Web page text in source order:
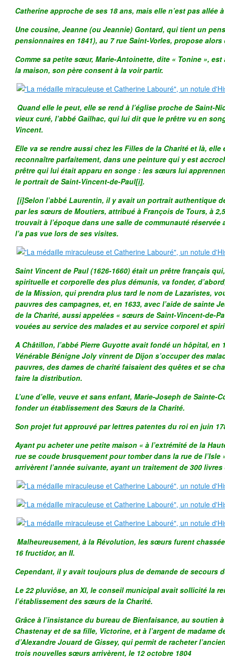
Catherine approche de ses 18 ans, mais elle n’est pas allée
Une cousine, Jeanne (ou Jeannie) Gontard, qui tient un
pensionnaires en 1841), au 7 rue Saint-Vorles, propose alors
Comme sa petite sœur, Marie-Antoinette, dite « Tonine »,
la maison, son père consent à la voir partir.
Quand elle le peut, elle se rend à l’église proche de Saint-
vieux curé, l’abbé Gailhac, qui lui dit que le prêtre vu en
Vincent.
Elle va se rendre aussi chez les Filles de la Charité et là,
reconnaître parfaitement, dans une peinture qui y est
prêtre qui lui était apparu en songe : les sœurs lui
le portrait de Saint-Vincent-de-Paul[i].
[i]Selon l’abbé Laurentin, il y avait un portrait authentique
par les sœurs de Moutiers, attribué à François de Tours, à
trouvait à l’époque dans une salle de communauté
l’a pas vue lors de ses visites.
Saint Vincent de Paul (1626-1660) était un prêtre français
spirituelle et corporelle des plus démunis, va fonder,
de la Mission, qui prendra plus tard le nom de Lazaristes,
pauvres des campagnes, et, en 1633, avec l’aide de sainte
de la Charité, aussi appelées « sœurs de Saint-Vincent-de-
vouées au service des malades et au service corporel et
A Châtillon, l’abbé Pierre Guyotte avait fondé un hôpital, en
Vénérable Bénigne Joly vinrent de Dijon s’occuper des
pauvres, des dames de charité faisaient des quêtes et se
faire la distribution.
L’une d’elle, veuve et sans enfant, Marie-Joseph de Sainte-
fonder un établissement des Sœurs de la Charité.
Son projet fut approuvé par lettres patentes du roi en juin
Ayant pu acheter une petite maison « à l’extrémité de la
rue se coude brusquement pour tomber dans la rue de
arrivèrent l’année suivante, ayant un traitement de 300
Malheureusement, à la Révolution, les sœurs furent
16 fructidor, an II.
Cependant, il y avait toujours plus de demande de secours
Le 22 pluviôse, an XI, le conseil municipal avait sollicité la
l’établissement des sœurs de la Charité.
Grâce à l’insistance du bureau de Bienfaisance, au soutien
Chastenay et de sa fille, Victorine, et à l’argent de madame
d’Alexandre Jouard de Gissey, qui permit de racheter
trois nouvelles sœurs arrivèrent, le 12 octobre 1804